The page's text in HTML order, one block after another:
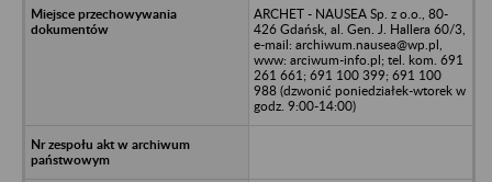
ARCHET - NAUSEA Sp. z o.o., 80-
426 Gdańsk, al. Gen. J. Hallera 60/3,
e-mail: archiwum.nausea@wp.pl,
www: arciwum-info.pl; tel. kom. 691
261 661; 691 100 399; 691 100
988 (dzwonić poniedziałek-wtorek w
godz. 9:00-14:00)